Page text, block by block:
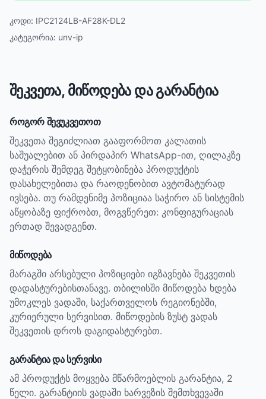
კოდი: IPC2124LB-AF28K-DL2
კატეგორია: unv-ip
შეკვეთა, მიწოდება და გარანტია
როგორ შევუკვეთოთ
შეკვეთა შეგიძლიათ გააფორმოთ კალათის
საშუალებით ან პირდაპირ WhatsApp-ით, ღილაკზე
დაჭერის შემდეგ შეტყობინება პროდუქტის
დასახელებითა და რაოდენობით ავტომატურად
ივსება. თუ რამდენიმე პოზიციაა საჭირო ან სისტემის
აწყობაზე ფიქრობთ, მოგვწერეთ: კონფიგურაციას
ერთად შევადგენთ.
მიწოდება
მარაგში არსებული პოზიციები იგზავნება შეკვეთის
დადასტურებისთანავე. თბილისში მიწოდება ხდება
უმოკლეს ვადაში, საქართველოს რეგიონებში,
კურიერული სერვისით. მიწოდების ზუსტ ვადას
შეკვეთის დროს დაგიდასტურებთ.
გარანტია და სერვისი
ამ პროდუქტს მოყვება მწარმოებლის გარანტია, 2
წელი. გარანტიის ვადაში ხარვეზის შემთხვევაში